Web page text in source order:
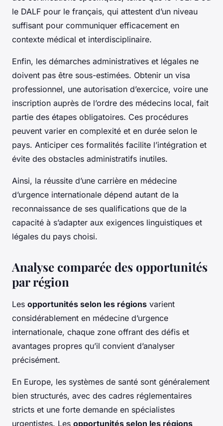
le DALF pour le français, qui attestent d’un niveau
suffisant pour communiquer efficacement en
contexte médical et interdisciplinaire.
Enfin, les démarches administratives et légales ne
doivent pas être sous-estimées. Obtenir un visa
professionnel, une autorisation d’exercice, voire une
inscription auprès de l’ordre des médecins local, fait
partie des étapes obligatoires. Ces procédures
peuvent varier en complexité et en durée selon le
pays. Anticiper ces formalités facilite l’intégration et
évite des obstacles administratifs inutiles.
Ainsi, la réussite d’une carrière en médecine
d’urgence internationale dépend autant de la
reconnaissance de ses qualifications que de la
capacité à s’adapter aux exigences linguistiques et
légales du pays choisi.
Analyse comparée des opportunités
par région
Les opportunités selon les régions varient
considérablement en médecine d’urgence
internationale, chaque zone offrant des défis et
avantages propres qu’il convient d’analyser
précisément.
En Europe, les systèmes de santé sont généralement
bien structurés, avec des cadres réglementaires
stricts et une forte demande en spécialistes
urgentistes. Les opportunités selon les régions